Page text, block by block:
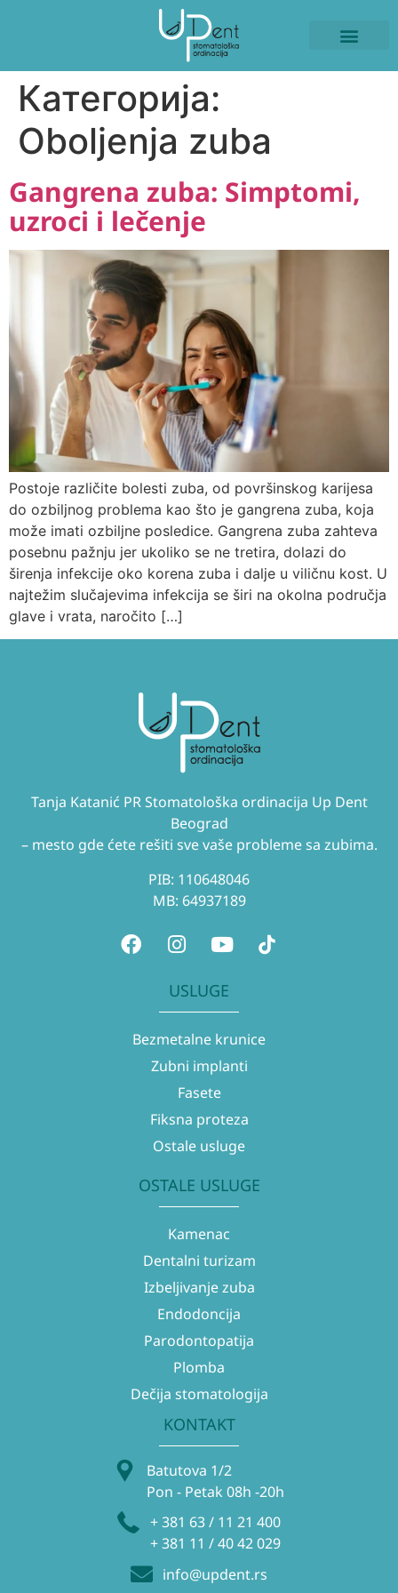
Категорија:
Oboljenja zuba
Gangrena zuba: Simptomi,
uzroci i lečenje
Postoje različite bolesti zuba, od površinskog karijesa
do ozbiljnog problema kao što je gangrena zuba, koja
može imati ozbiljne posledice. Gangrena zuba zahteva
posebnu pažnju jer ukoliko se ne tretira, dolazi do
širenja infekcije oko korena zuba i dalje u viličnu kost. U
najtežim slučajevima infekcija se širi na okolna područja
glave i vrata, naročito […]
Tanja Katanić PR Stomatološka ordinacija Up Dent
Beograd
– mesto gde ćete rešiti sve vaše probleme sa zubima.
PIB: 110648046
MB: 64937189
USLUGE
Bezmetalne krunice
Zubni implanti
Fasete
Fiksna proteza
Ostale usluge
OSTALE USLUGE
Kamenac
Dentalni turizam
Izbeljivanje zuba
Endodoncija
Parodontopatija
Plomba
Dečija stomatologija
KONTAKT
Batutova 1/2
Pon - Petak 08h -20h
+ 381 63 / 11 21 400
+ 381 11 / 40 42 029
info@updent.rs